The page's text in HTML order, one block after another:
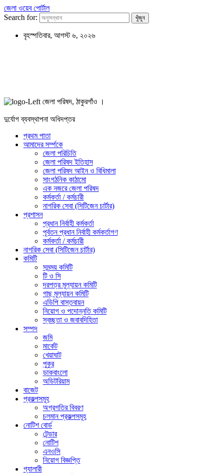
জেলা ওয়েব পোর্টাল
Search for:
বৃহস্পতিবার, আগস্ট ৬, ২০২৬
জেলা পরিষদ, ঠাকুরগাঁও ।
দুর্যোগ ব্যবস্থাপনা অধিদপ্তর
প্রথম পাতা
আমাদের সর্ম্পকে
জেলা পরিচিতি
জেলা পরিষদ ইতিহাস
জেলা পরিষদ আইন ও বিধিমালা
সাংগঠনিক কাঠামো
এক নজরে জেলা পরিষদ
কর্মকর্তা / কর্মচারী
নাগরিক সেবা (সিটিজেন চার্টার)
প্রশাসন
প্রধান নির্বাহী কর্মকর্তা
পূর্বতন প্রধান নির্বাহী কর্মকর্তাগণ
কর্মকর্তা / কর্মচারী
নাগরিক সেবা (সিটিজেন চার্টার)
কমিটি
সমন্ময় কমিটি
টি ও সি
দরপত্র মূল্যায়ন কমিটি
গাছ মূল্যায়ন কমিটি
এডিপি বাস্তবায়ন
নিয়োগ ও পদোন্নতি কমিটি
স্বচ্ছতা ও জবাবদিহিতা
সম্পদ
জমি
মার্কেট
খেয়াঘাট
পুকুর
ডাকবাংলো
অডিটরিয়াম
বাজেট
প্রকল্পসমূহ
অগ্রগতির বিবরণ
চলমান প্রকল্পসমূহ
নোটিশ বোর্ড
টেন্ডার
নোটিশ
এনওসি
নিয়োগ বিজ্ঞপ্তি
গ্যালারী